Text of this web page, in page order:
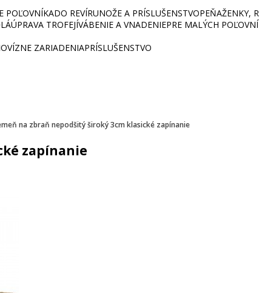
POĽOVNÍKADO REVÍRUNOŽE A PRÍSLUŠENSTVOPEŇAŽENKY,
ÚPRAVA TROFEJÍVÁBENIE A VNADENIEPRE MALÝCH
ZARIADENIAPRÍSLUŠENSTVO
na zbraň nepodšitý široký 3cm klasické zapínanie
zapínanie